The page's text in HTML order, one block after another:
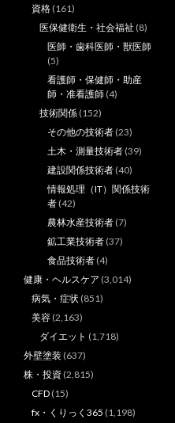
資格 (161)
医保健衛生・社会福祉 (8)
医師・歯科医師・獣医師
(5)
看護師・保健師・助産
師・准看護師 (4)
技術関係 (152)
その他の技術者 (23)
土木・測量技術者 (39)
建設関係技術者 (40)
情報処理（IT）関係技術
者 (42)
農林水産技術者 (7)
鉱工業技術者 (37)
食品技術者 (4)
健康・ヘルスケア (3,014)
病気・症状 (851)
美容 (2,163)
ダイエット (1,718)
外壁塗装 (637)
株・投資 (2,815)
CFD (15)
fx・くりっく365 (1,198)